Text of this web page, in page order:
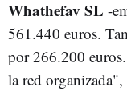
Whathefav SL -
561.440 euros.
por 266.200
la red